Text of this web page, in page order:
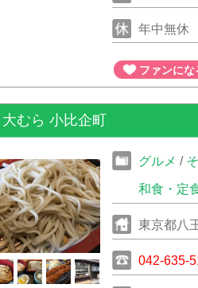
23:00
年中無休
ファンにな
むら 小比企町
グルメ /
和食・定
東京都八
042-635-